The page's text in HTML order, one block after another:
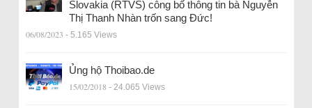
Slovakia (RTVS) công bố thông tin bà Nguyễn
Thị Thanh Nhàn trốn sang Đức!
06/08/2023 - 5.165 Views
Ủng hộ Thoibao.de
15/02/2018 - 24.065 Views